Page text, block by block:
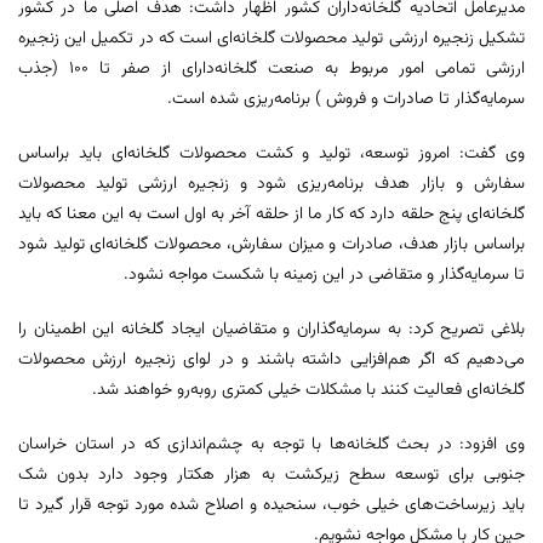
مدیرعامل اتحادیه گلخانه‌داران کشور اظهار داشت: هدف اصلی ما در کشور
تشکیل زنجیره ارزشی تولید محصولات گلخانه‌ای است که در تکمیل این زنجیره
ارزشی تمامی امور مربوط به صنعت گلخانه‌دارای از صفر تا ۱۰۰ (جذب
سرمایه‌گذار تا صادرات و فروش ) برنامه‌ریزی شده است.
وی گفت: امروز توسعه، تولید و کشت محصولات گلخانه‌ای باید براساس
سفارش و بازار هدف برنامه‌ریزی شود و زنجیره ارزشی تولید محصولات
گلخانه‌ای پنج حلقه دارد که کار ما از حلقه آخر به اول است به این معنا که باید
براساس بازار هدف، صادرات و میزان سفارش، محصولات گلخانه‌ای تولید شود
تا سرمایه‌گذار و متقاضی در این زمینه با شکست مواجه نشود.
بلاغی تصریح کرد: به سرمایه‌گذاران و متقاضیان ایجاد گلخانه این اطمینان را
می‌دهیم که اگر هم‌افزایی داشته باشند و در لوای زنجیره ارزش محصولات
گلخانه‌ای فعالیت کنند با مشکلات خیلی کمتری روبه‌رو خواهند شد.
وی افزود: در بحث گلخانه‌ها با توجه به چشم‌اندازی که در استان خراسان
جنوبی برای توسعه سطح زیرکشت به هزار هکتار وجود دارد بدون شک
باید زیرساخت‌های خیلی خوب، سنحیده و اصلاح شده مورد توجه قرار گیرد تا
حین کار با مشکل مواجه نشویم.